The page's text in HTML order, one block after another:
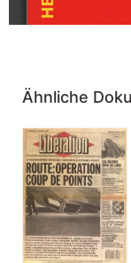
Ähnliche